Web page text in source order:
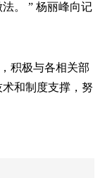
。
” 杨丽峰向记
积极与各相关部
和制度支撑，努